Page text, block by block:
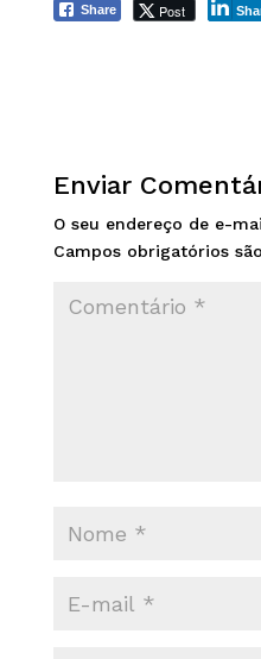
Share Post
Enviar
O seu endereço de e-
Campos obrigatórios